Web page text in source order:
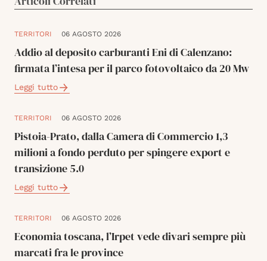
TERRITORI 06 AGOSTO 2026
Addio al deposito carburanti Eni di Calenzano:
firmata l’intesa per il parco fotovoltaico da 20 Mw
Leggi tutto
TERRITORI 06 AGOSTO 2026
Pistoia-Prato, dalla Camera di Commercio 1,3
milioni a fondo perduto per spingere export e
transizione 5.0
Leggi tutto
TERRITORI 06 AGOSTO 2026
Economia toscana, l’Irpet vede divari sempre più
marcati fra le province